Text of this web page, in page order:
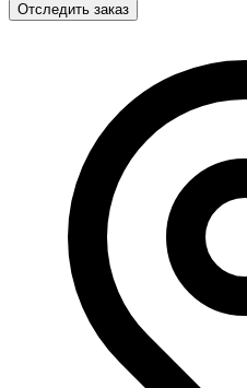
Отследить заказ